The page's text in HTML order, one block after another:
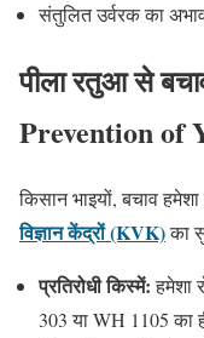
संतुलित उर्वरक का
पीला रतुआ से
Prevention of
किसान भाइयों, बचाव
विज्ञान केंद्रों (KVK)का
प्रतिरोधी किस्में:हमेशा
303 या WH 1105 का